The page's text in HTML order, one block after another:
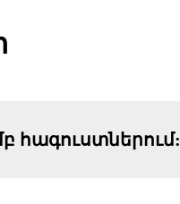
հագուստներում: